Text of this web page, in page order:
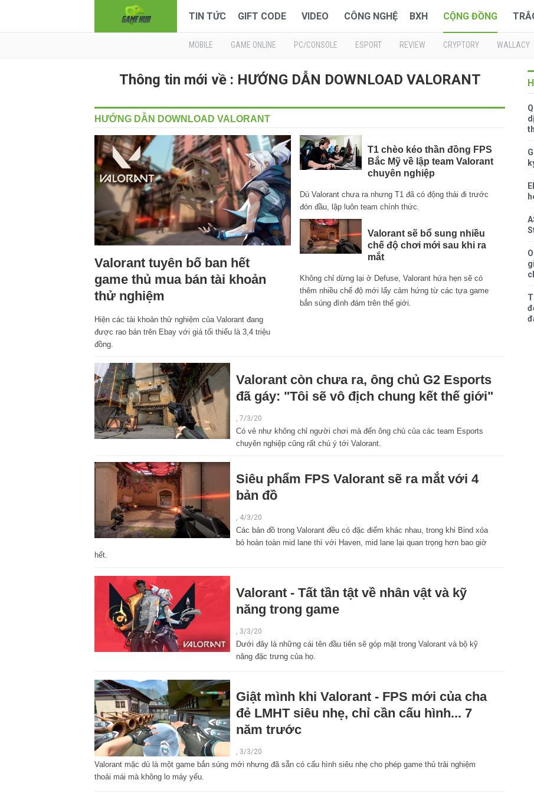
TIN TỨC GIFT CODE VIDEO CÔNG NGHỆ BXH CỘNG ĐỒNG
MOBILE GAME ONLINE PC/CONSOLE ESPORT REVIEW CRYPTORY WALLACY
Thông tin mới về : HƯỚNG DẪN DOWNLOAD VALORANT
HƯỚNG DẪN DOWNLOAD VALORANT
Valorant tuyên bố ban hết
game thủ mua bán tài khoản
thử nghiệm
Hiện các tài khoản thử nghiệm của Valorant đang
được rao bán trên Ebay với giá tối thiểu là 3,4 triệu
đồng.
T1 chèo kéo thần đồng FPS
Bắc Mỹ về lập team Valorant
chuyên nghiệp
Dù Valorant chưa ra nhưng T1 đã có động thái đi trước
đón đầu, lập luôn team chính thức.
Valorant sẽ bổ sung nhiều
chế độ chơi mới sau khi ra
mắt
Không chỉ dừng lại ở Defuse, Valorant hứa hẹn sẽ có
thêm nhiều chế độ mới lấy cảm hứng từ các tựa game
bắn súng đình đám trên thế giới.
Valorant còn chưa ra, ông chủ G2 Esports
đã gáy: "Tôi sẽ vô địch chung kết thế giới"
, 7/3/20
Có vẻ như không chỉ người chơi mà đến ông chủ của các team Esports
chuyên nghiệp cũng rất chú ý tới Valorant.
Siêu phẩm FPS Valorant sẽ ra mắt với 4
bản đồ
, 4/3/20
Các bản đồ trong Valorant đều có đặc điểm khác nhau, trong khi Bind xóa
bỏ hoàn toàn mid lane thì với Haven, mid lane lại quan trọng hơn bao giờ
hết.
Valorant - Tất tần tật về nhân vật và kỹ
năng trong game
, 3/3/20
Dưới đây là những cái tên đầu tiên sẽ góp mặt trong Valorant và bộ kỹ
năng đặc trưng của họ.
Giật mình khi Valorant - FPS mới của cha
đẻ LMHT siêu nhẹ, chỉ cần cấu hình... 7
năm trước
, 3/3/20
Valorant mặc dù là một game bắn súng mới nhưng đã sẵn có cấu hình siêu nhẹ cho phép game thủ trải nghiệm
thoải mái mà không lo máy yếu.